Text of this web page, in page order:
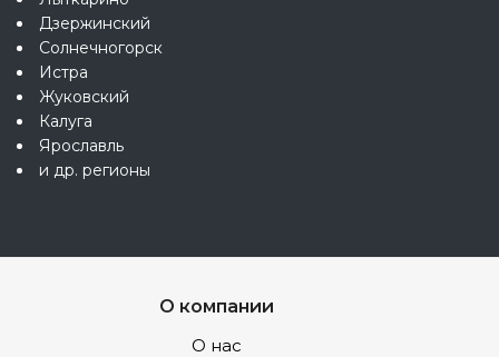
Дзержинский
Солнечногорск
Истра
Жуковский
Калуга
Ярославль
и др. регионы
О компании
О нас